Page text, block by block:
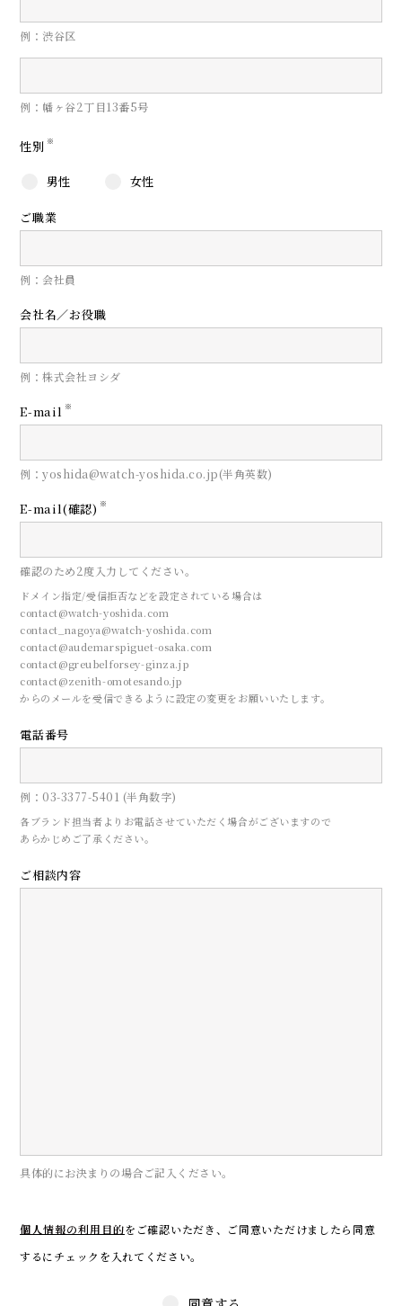
来店予約
例：渋谷区
例：幡ヶ谷2丁目13番5号
性別 ※
男性 女性
ご職業
例：会社員
会社名／お役職
例：株式会社ヨシダ
E-mail ※
例：yoshida@watch-yoshida.co.jp(半角英数)
E-mail(確認) ※
確認のため2度入力してください。
ドメイン指定/受信拒否などを設定されている場合は
contact@watch-yoshida.com
contact_nagoya@watch-yoshida.com
contact@audemarspiguet-osaka.com
contact@greubelforsey-ginza.jp
contact@zenith-omotesando.jp
からのメールを受信できるように設定の変更をお願いいたします。
電話番号
例：03-3377-5401 (半角数字)
各ブランド担当者よりお電話させていただく場合がございますので
あらかじめご了承ください。
ご相談内容
具体的にお決まりの場合ご記入ください。
個人情報の利用目的をご確認いただき、 ご同意いただけましたら同意
するにチェックを入れてください。